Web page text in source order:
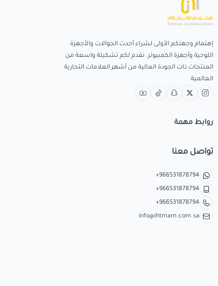
إهتمام وجهتكم الأولى لشراء أحدث الجوالات والأجهزة
اللوحية وأجهزة الكمبيوتر. نقدم لكم تشكيلة واسعة من
المنتجات ذات الجودة العالية من أشهر العلامات التجارية
العالمية
روابط مهمة
تواصل معنا
+966531878794
+966531878794
+966531878794
info@ihtmam.com.sa